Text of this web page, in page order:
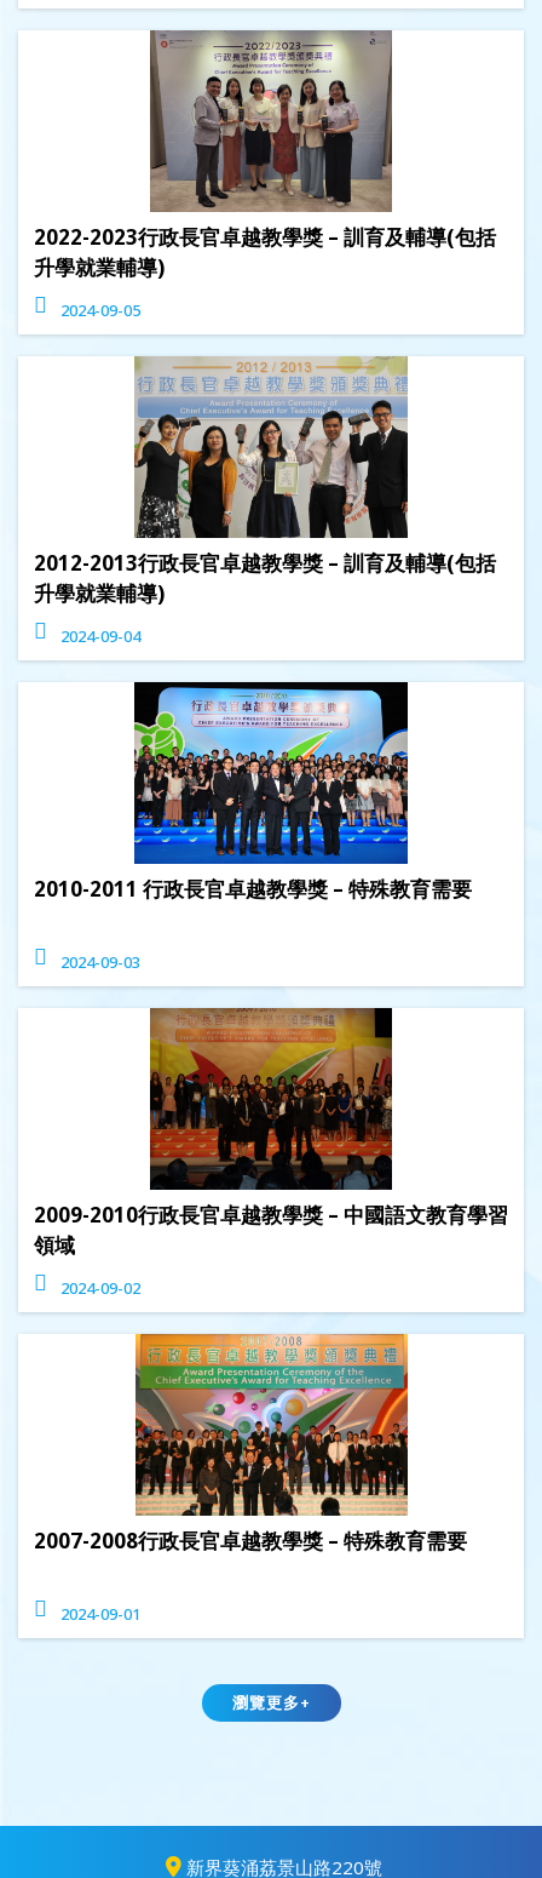
2022-2023行政長官卓越教學獎 – 訓育及輔導(包括
升學就業輔導)
2024-09-05
2012-2013行政長官卓越教學獎 – 訓育及輔導(包括
升學就業輔導)
2024-09-04
2010-2011 行政長官卓越教學獎 – 特殊教育需要
2024-09-03
2009-2010行政長官卓越教學獎 – 中國語文教育學習
領域
2024-09-02
2007-2008行政長官卓越教學獎 – 特殊教育需要
2024-09-01
瀏覽更多+
新界葵涌荔景山路220號